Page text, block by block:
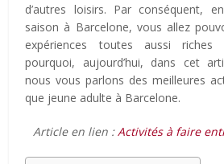
d’autres loisirs. Par conséquent,
saison à Barcelone, vous allez
expériences toutes aussi riches
pourquoi, aujourd’hui, dans cet
nous vous parlons des meilleures
que jeune adulte à Barcelone.
Article en lien :Activités à faire